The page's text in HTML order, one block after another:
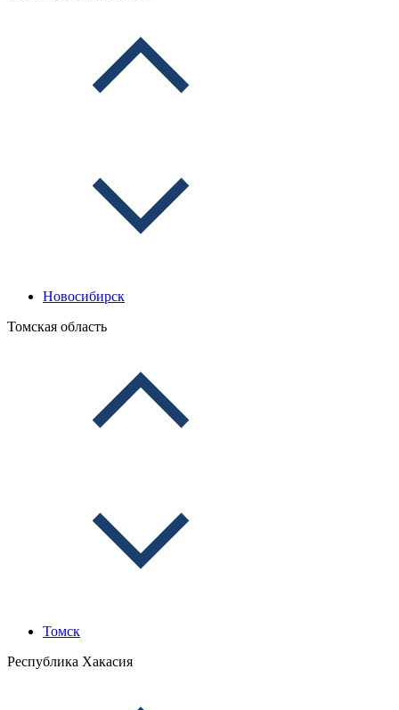
Новосибирск
Томская область
Томск
Республика Хакасия